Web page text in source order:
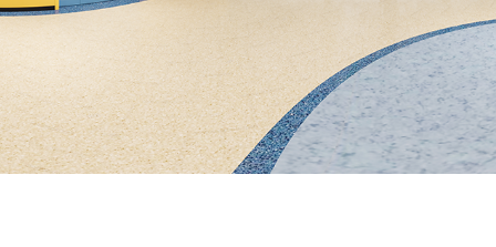
português
العربية